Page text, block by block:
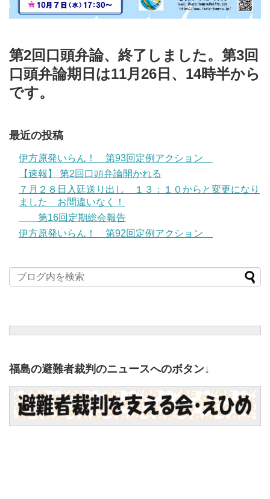
第2回口頭弁論、終了しました。第3回
口頭弁論期日は11月26日、14時半から
です。
最近の投稿
伊方原発いらん！ 第93回定例アクション
【速報】 第2回口頭弁論開かれる
７月２８日入廷送り出し １３：１０からと変更になり
ました お間違いなく！
第16回定期総会報告
伊方原発いらん！ 第92回定例アクション
福島の避難者裁判のニュースへのボタン↓